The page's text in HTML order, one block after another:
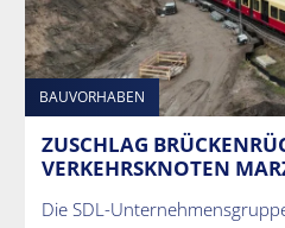
BAUVORHABEN
ZUSCHLAG
VERKEHRSKNOTEN
Die SDL-